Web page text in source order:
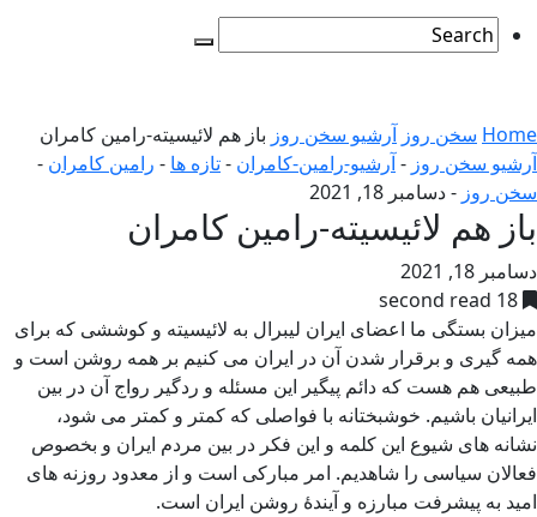
Home سخن روز آرشیو سخن روز باز هم لائیسیته-رامین کامران
آرشیو سخن روز -آرشیو-رامین-کامران -تازه ها - رامین کامران -
سخن روز -دسامبر 18, 2021
باز هم لائیسیته-رامین کامران
دسامبر 18, 2021
18 second read
میزان بستگی ما اعضای ایران لیبرال به لائیسیته و کوششی که برای
همه گیری و برقرار شدن آن در ایران می کنیم بر همه روشن است و
طبیعی هم هست که دائم پیگیر این مسئله و ردگیر رواج آن در بین
ایرانیان باشیم. خوشبختانه با فواصلی که کمتر و کمتر می شود،
نشانه های شیوع این کلمه و این فکر در بین مردم ایران و بخصوص
فعالان سیاسی را شاهدیم. امر مبارکی است و از معدود روزنه های
امید به پیشرفت مبارزه و آیندۀ روشن ایران است.